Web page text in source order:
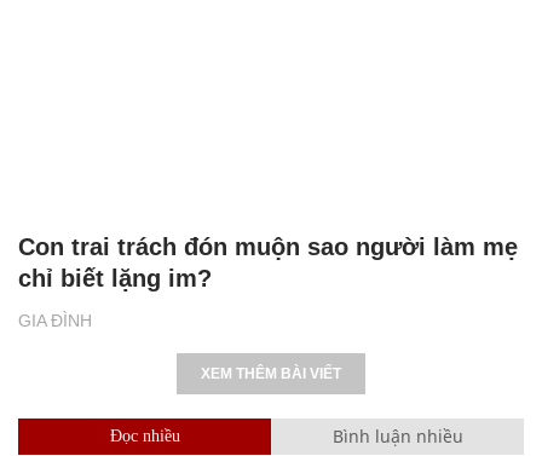
GIA ĐÌNH
Con trai trách đón muộn sao người làm mẹ
chỉ biết lặng im?
XEM THÊM BÀI VIẾT
Đọc nhiều Bình luận nhiều